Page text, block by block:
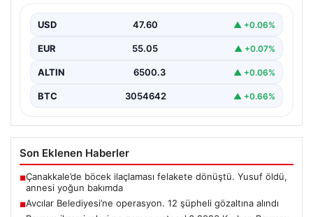
USD 47.60 ▲ +0.06%
EUR 55.05 ▲ +0.07%
ALTIN 6500.3 ▲ +0.06%
BTC 3054642 ▲ +0.66%
Son Eklenen Haberler
■Çanakkale’de böcek ilaçlaması felakete dönüştü. Yusuf öldü,
annesi yoğun bakımda
■Avcılar Belediyesi’ne operasyon. 12 şüpheli gözaltına alındı